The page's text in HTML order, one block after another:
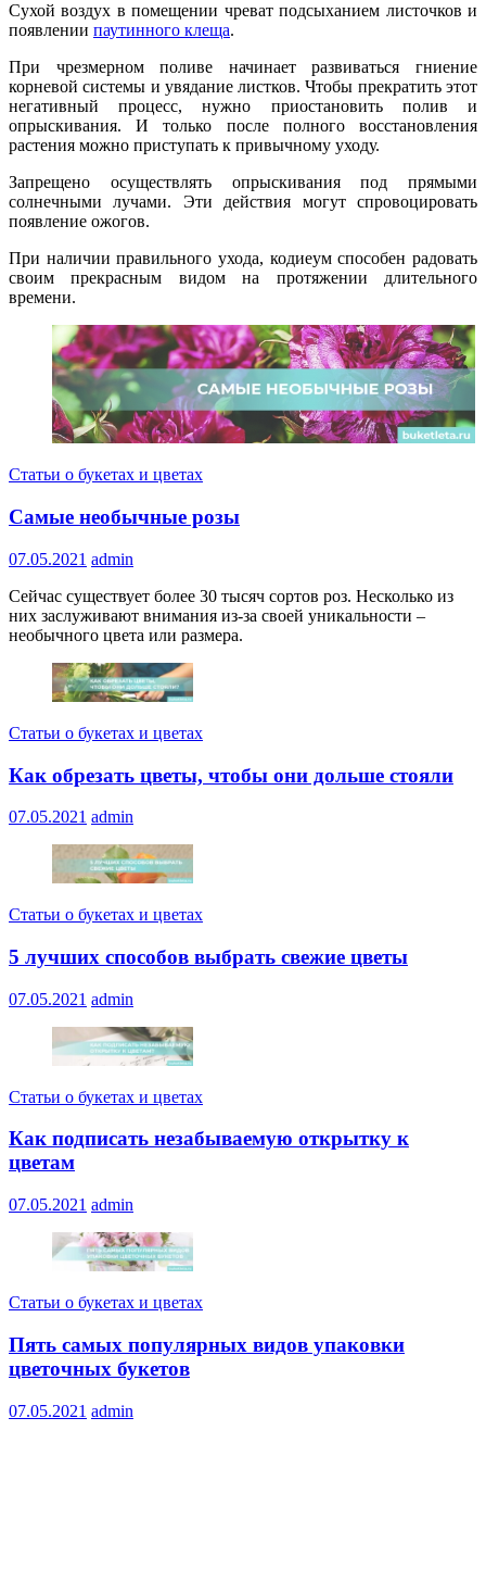
Сухой воздух в помещении чреват подсыханием листочков и
появлении паутинного клеща.
При чрезмерном поливе начинает развиваться гниение
корневой системы и увядание листков. Чтобы прекратить этот
негативный процесс, нужно приостановить полив и
опрыскивания. И только после полного восстановления
растения можно приступать к привычному уходу.
Запрещено осуществлять опрыскивания под прямыми
солнечными лучами. Эти действия могут спровоцировать
появление ожогов.
При наличии правильного ухода, кодиеум способен радовать
своим прекрасным видом на протяжении длительного
времени.
Статьи о букетах и цветах
Самые необычные розы
07.05.2021 admin
Сейчас существует более 30 тысяч сортов роз. Несколько из
них заслуживают внимания из-за своей уникальности –
необычного цвета или размера.
Статьи о букетах и цветах
Как обрезать цветы, чтобы они дольше стояли
07.05.2021 admin
Статьи о букетах и цветах
5 лучших способов выбрать свежие цветы
07.05.2021 admin
Статьи о букетах и цветах
Как подписать незабываемую открытку к
цветам
07.05.2021 admin
Статьи о букетах и цветах
Пять самых популярных видов упаковки
цветочных букетов
07.05.2021 admin